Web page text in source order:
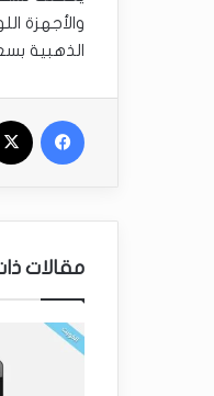
الذهبية بسعر رخيص يبلغ
مقالات